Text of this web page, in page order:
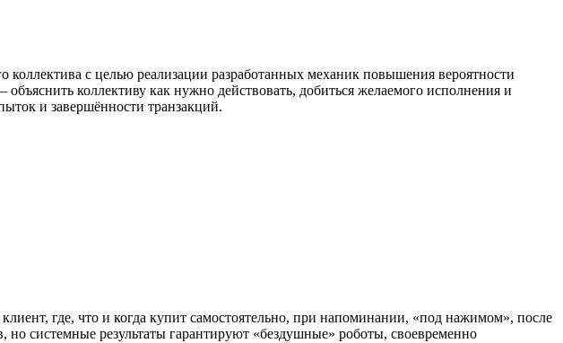
с целью реализации разработанных механик повышения вероятности
коллективу как нужно действовать, добиться желаемого исполнения и
и завершённости транзакций.
где, что и когда купит самостоятельно, при напоминании, «под нажимом», после
системные результаты гарантируют «бездушные» роботы, своевременно